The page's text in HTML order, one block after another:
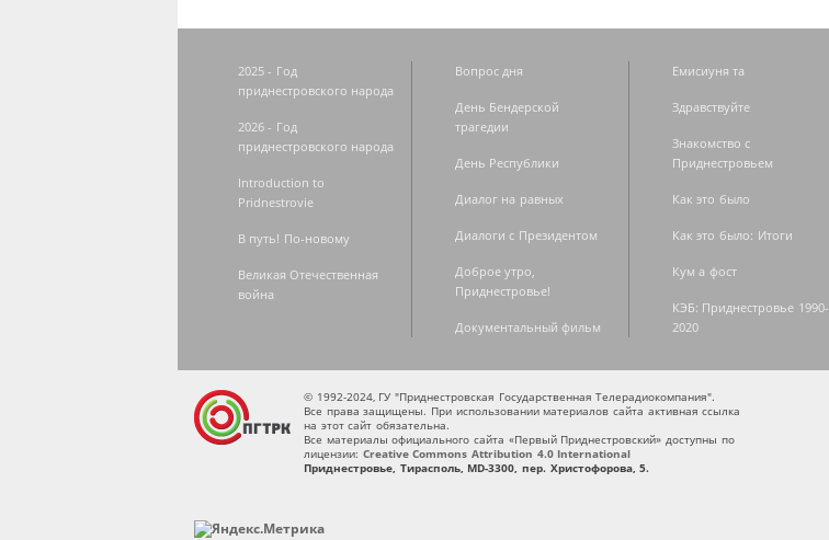
2025 - Год
приднестровского народа
2026 - Год
приднестровского народа
Introduction to
Pridnestrovie
В путь! По-новому
Великая Отечественная
война
Вопрос дня
День Бендерской
трагедии
День Республики
Диалог на равных
Диалоги с Президентом
Доброе утро,
Приднестровье!
Документальный фильм
Емисиуня та
Здравствуйте
Знакомство с
Приднестровьем
Как это было
Как это было: Итоги
Кум а фост
КЭБ: Приднестровье 1990-
2020
© 1992-2024, ГУ "Приднестровская Государственная Телерадиокомпания".
Все права защищены. При использовании материалов сайта активная ссылка
на этот сайт обязательна.
Все материалы официального сайта «Первый Приднестровский» доступны по
лицензии: Creative Commons Attribution 4.0 International
Приднестровье, Тирасполь, MD-3300, пер. Христофорова, 5.